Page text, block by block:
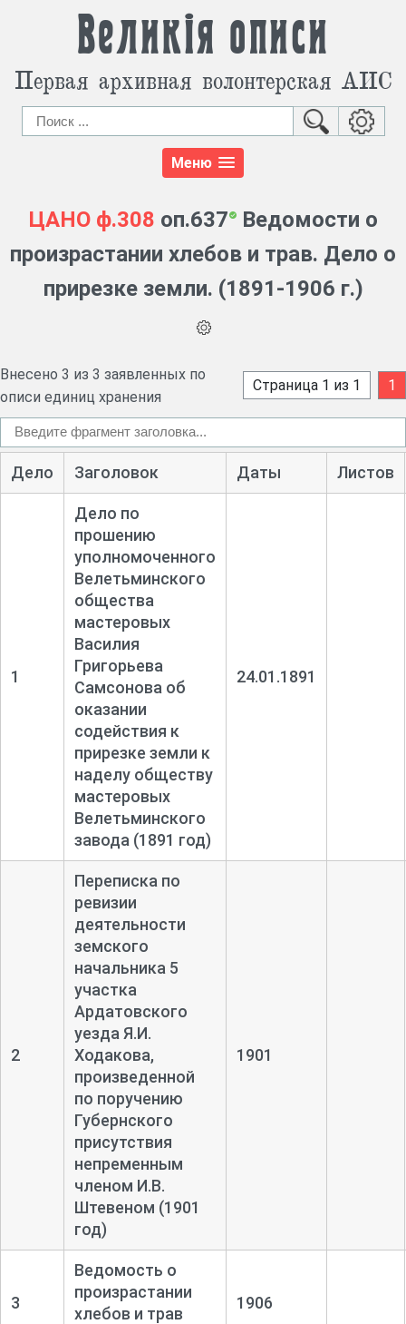
Великія описи
Первая архивная волонтерская АИС
Меню
ЦАНО ф.308 оп.637 Ведомости о
произрастании хлебов и трав. Дело о
прирезке земли. (1891-1906 г.)
Внесено 3 из 3 заявленных по
описи единиц хранения
Страница 1 из 1 1
Дело Заголовок Даты Листов
1
Дело по
прошению
уполномоченного
Велетьминского
общества
мастеровых
Василия
Григорьева
Самсонова об
оказании
содействия к
прирезке земли к
наделу обществу
мастеровых
Велетьминского
завода (1891 год)
24.01.1891
2
Переписка по
ревизии
деятельности
земского
начальника 5
участка
Ардатовского
уезда Я.И.
Ходакова,
произведенной
по поручению
Губернского
присутствия
непременным
членом И.В.
Штевеном (1901
год)
1901
3
Ведомость о
произрастании
хлебов и трав
1906